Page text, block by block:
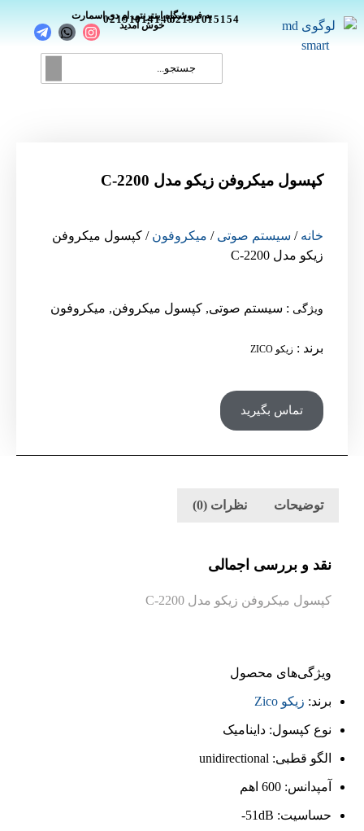
به فروشگاه اینترنتی ام دی اسمارت
خوش آمدید
02191014146_
02191015154
کپسول میکروفن زیکو مدل C-2200
خانه/سیستم صوتی /میکروفون/ کپسول میکروفن
زیکو مدل C-2200
ویژگی: سیستم صوتی ,کپسول میکروفن,میکروفون
برند: زیکو ZICO
تماس بگیرید
توضیحات نظرات (0)
نقد و بررسی اجمالی
کپسول میکروفن زیکو مدل C-2200
ویژگی‌های محصول
برند:زیکو Zico
نوع کپسول:داینامیک
الگو قطبی:unidirectional
آمپدانس:600 اهم
حساسیت:51dB-